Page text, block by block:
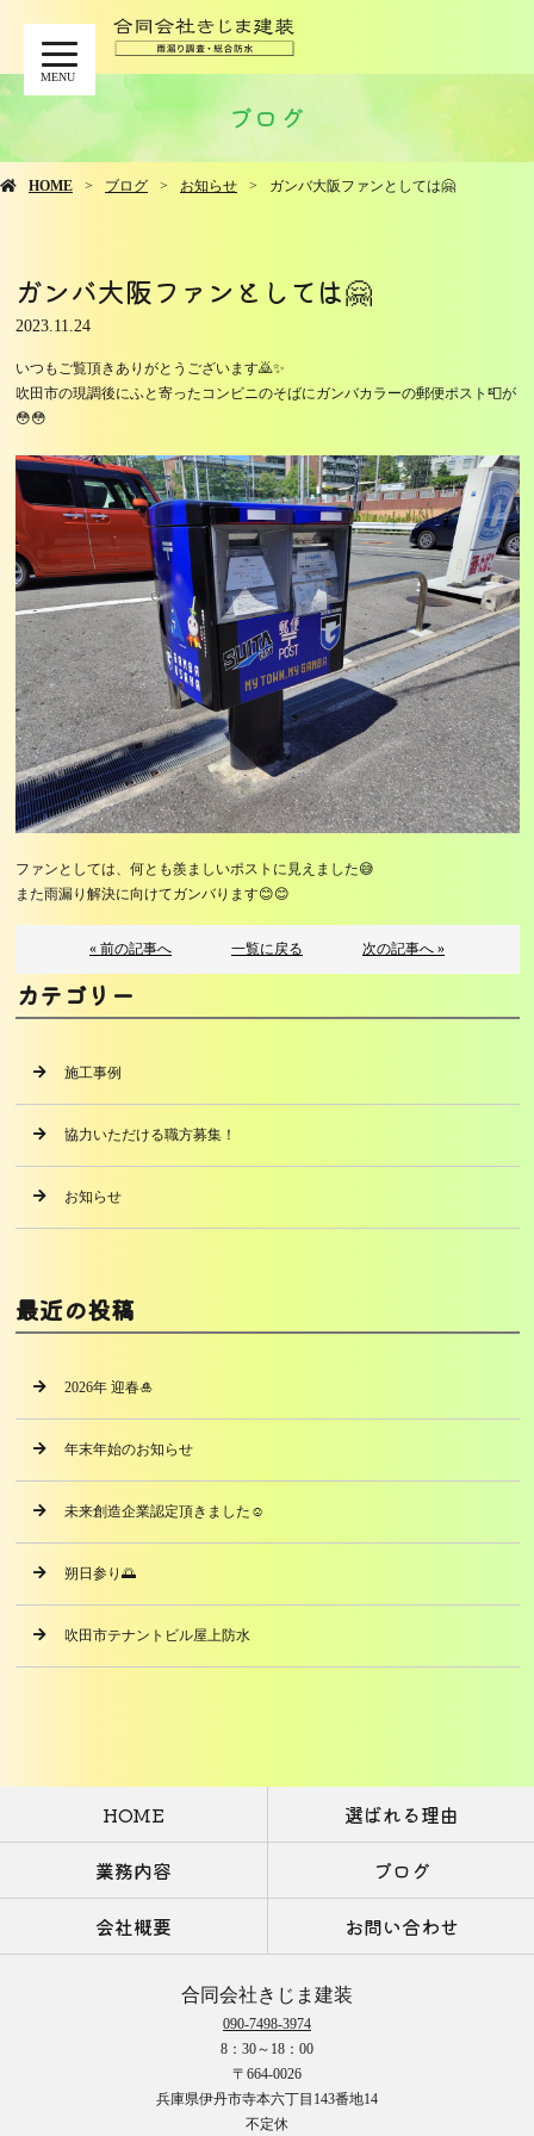
MENU
ブログ
HOME ブログ お知らせ ガンバ大阪ファンとしては🤗
ガンバ大阪ファンとしては🤗
2023.11.24
いつもご覧頂きありがとうございます🙇✨
吹田市の現調後にふと寄ったコンビニのそばにガンバカラーの郵便ポスト📮が
😳😳
ファンとしては、何とも羨ましいポストに見えました😅
また雨漏り解決に向けてガンバります😊😊
« 前の記事へ 一覧に戻る 次の記事へ »
カテゴリー
施工事例
協力いただける職方募集！
お知らせ
最近の投稿
2026年 迎春🎍
年末年始のお知らせ
未来創造企業認定頂きました☺️
朔日参り🌅
吹田市テナントビル屋上防水
HOME
選ばれる理由
業務内容
ブログ
会社概要
お問い合わせ
合同会社きじま建装
090-7498-3974
8：30～18：00
〒664-0026
兵庫県伊丹市寺本六丁目143番地14
不定休